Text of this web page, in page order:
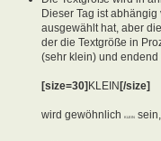
Dieser Tag ist
ausgewählt hat, aber
der die Textgröße in
(sehr klein) und
[size=30]KLEIN[/size]
wird gewöhnlich KLEIN sein,